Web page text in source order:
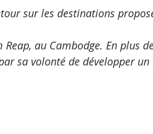
sur les destinations
au Cambodge. En plus
sa volonté de développer